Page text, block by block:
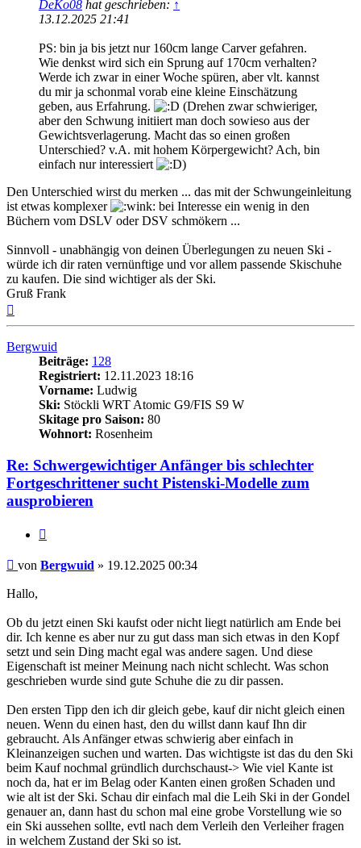
DeKo08 hat geschrieben: ↑
13.12.2025 21:41
PS: bin ja bis jetzt nur 160cm lange Carver gefahren.
Wie denkst wird sich ein Sprung auf 170cm verhalten?
Werde ich zwar in einer Woche spüren, aber vlt. kannst
du mir ja schonmal vorab eine kleine Einschätzung
geben, aus Erfahrung.
(Drehen zwar schwieriger,
aber den Schwung initiiert man doch sowieso aus der
Gewichtsverlagerung. Macht das so einen großen
Unterschied? v.A. mit hohem Körpergewicht? Ach, bin
einfach nur interessiert
)
Den Unterschied wirst du merken ... das mit der Schwungeinleitung
ist etwas komplexer
bei Interesse ein wenig in den
Büchern vom DSLV oder DSV schmökern ...
Sinnvoll - unabhängig von deinen Überlegungen zu neuen Ski -
würde ich dir raten vernünftige und vor allem passende Skischuhe
zu kaufen. Die sind wichtiger als der Ski.
Gruß Frank
Bergwuid
Beiträge: 128
Registriert: 12.11.2023 18:16
Vorname: Ludwig
Ski: Stöckli WRT Atomic G9/FIS S9 W
Skitage pro Saison: 80
Wohnort: Rosenheim
Re: Schwergewichtiger Anfänger bis schlechter
Fortgeschrittener sucht Pistenski-Modelle zum
ausprobieren
Beitrag
von Bergwuid » 19.12.2025 00:34
Hallo,
Ob du jetzt einen Ski kaufst oder nicht liegt natürlich am Ende bei
dir. Ich kenne es aber nur zu gut dass man sich etwas in den Kopf
setzt und sein Ding macht egal was andere sagen. Und diese
Eigenschaft ist meiner Meinung nach nicht schlecht. Was schon
geschrieben wurde sind gute Schuhe die zu dir passen.
Den ersten Tipp den ich dir gleich gebe, kauf dir nicht gleich einen
neuen. Wenn du einen hast, den du willst dann kauf Ihn dir
gebraucht. Als Anfänger etwas schwierig aber einfach in
Kleinanzeigen suchen und warten. Das wichtigste ist das du den Ski
beim Kauf nochmal gründlich durchschaust-> Wie viel Kante ist
noch da, hat er im Belag oder Kanten einen großen Schaden und
wie alt ist der Ski. Schau dir einfach mal die Leih Ski in der Gondel
genauer an, dann hast du schon mal eine grobe Vorstellung wie so
ein Ski aussehen sollte, evtl nach dem Verleih den Verleiher fragen
in welchem Zustand der Ski so ist.